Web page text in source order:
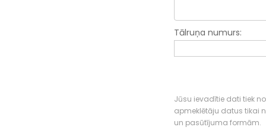
Tālruņa numurs:
Jūsu ievadītie dati tiek
apmeklētāju datus tikai
un pasūtījuma formām.